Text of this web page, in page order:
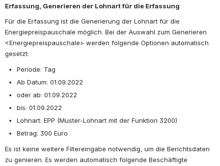
Erfassung, Generieren der Lohnart für die Erfassung
Für die Erfassung ist die Generierung der Lohnart für die
Energiepreispauschale möglich. Bei der Auswahl zum Generieren
<Energiepreispauschale> werden folgende Optionen automatisch
gesetzt:
Periode: Tag
Ab Datum: 01.09.2022
oder ab: 01.09.2022
bis: 01.09.2022
Lohnart: EPP (Muster-Lohnart mit der Funktion 3200)
Betrag: 300 Euro
Es ist keine weitere Filtereingabe notwendig, um die Berichtsdaten
zu genieren. Es werden automatisch folgende Beschäftigte